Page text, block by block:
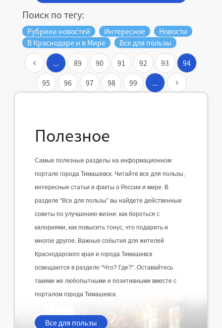
Поиск по тегу:
Рубрики новостей Интересное
Новости
В Краснодаре и в Мире
Все для пользы
... 89 90 91 92 93
94
95
96 97 98 99 ...
Полезное
Самые полезные разделы на информационном
портале города Тимашевск. Читайте все для пользы,
интересные статьи и факты о России и мире. В
разделе “Все для пользы” вы найдете действенные
советы по улучшению жизни: как бороться с
калориями, как повысить тонус, что подарить и
многое другое. Важные события для жителей
Краснодарского края и города Тимашевск
освещаются в разделе “Что? Где?”. Оставайтесь
такими же любопытными и позитивными вместе с
порталом города Тимашевск.
Все для пользы